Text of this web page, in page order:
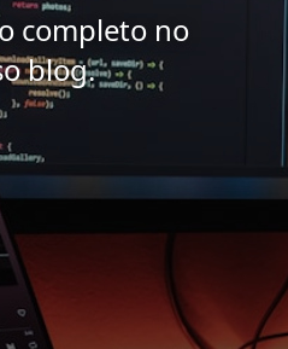
completo no
blog.